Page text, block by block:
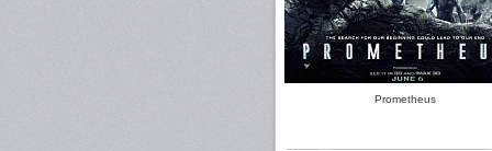
Prometheus